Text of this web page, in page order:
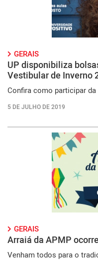
GERAIS
UP disponibiliza
Vestibular de Inverno
Confira como participar
5 DE JULHO DE 2019
GERAIS
Arraiá da APMP
Venham todos para o